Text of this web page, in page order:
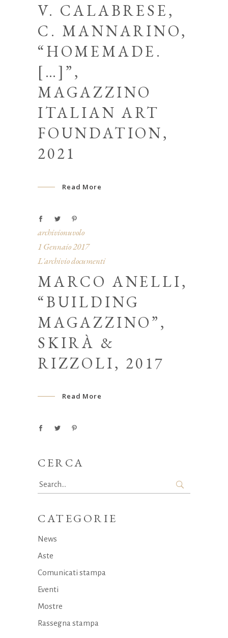
V. CALABRESE,
C. MANNARINO,
“HOMEMADE.
[…]”,
MAGAZZINO
ITALIAN ART
FOUNDATION,
2021
Read More
archivionuvolo
1 Gennaio 2017
L'archivio documenti
MARCO ANELLI,
“BUILDING
MAGAZZINO”,
SKIRÀ &
RIZZOLI, 2017
Read More
CERCA
Search
for:
CATEGORIE
News
Aste
Comunicati stampa
Eventi
Mostre
Rassegna stampa